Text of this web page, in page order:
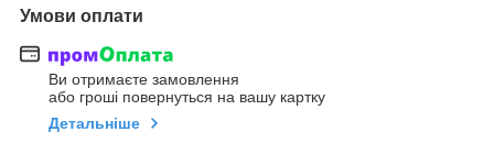
Умови оплати
Ви отримаєте замовлення
або гроші повернуться на вашу картку
Детальніше